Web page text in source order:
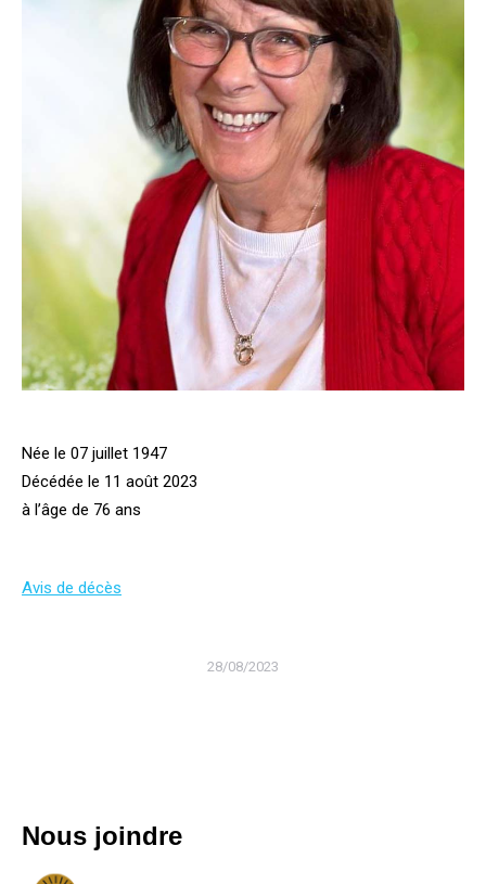
Née le 07 juillet 1947
Décédée le 11 août 2023
à l’âge de 76 ans
Avis de décès
28/08/2023
Nous joindre